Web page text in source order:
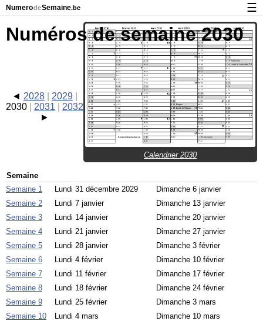
NumerodeSemaine.be
Calendrier avec jours fériés et numéro des semaines
À propos de NumeroDeSemaine.be
Confidentialité et cookies
☰
Numéros de semaine 2030
Calendrier 2030
2028
2029
2030
2031 2032
Semaine
Semaine 1
Lundi 31 décembre 2029
Dimanche 6 janvier
Semaine 2
Lundi 7 janvier
Dimanche 13 janvier
Semaine 3
Lundi 14 janvier
Dimanche 20 janvier
Semaine 4
Lundi 21 janvier
Dimanche 27 janvier
Semaine 5
Lundi 28 janvier
Dimanche 3 février
Semaine 6
Lundi 4 février
Dimanche 10 février
Semaine 7
Lundi 11 février
Dimanche 17 février
Semaine 8
Lundi 18 février
Dimanche 24 février
Semaine 9
Lundi 25 février
Dimanche 3 mars
Semaine 10
Lundi 4 mars
Dimanche 10 mars